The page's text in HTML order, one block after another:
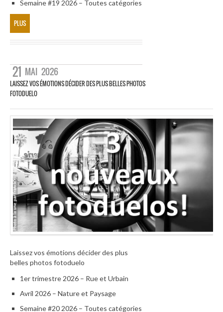
Semaine #19 2026 – Toutes catégories
PLUS
21 MAI 2026
LAISSEZ VOS ÉMOTIONS DÉCIDER DES PLUS BELLES PHOTOS
FOTODUELO
Laissez vos émotions décider des plus
belles photos fotoduelo
1er trimestre 2026 – Rue et Urbain
Avril 2026 – Nature et Paysage
Semaine #20 2026 – Toutes catégories